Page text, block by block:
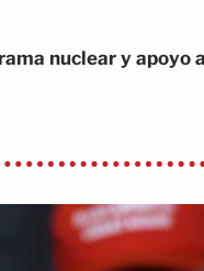
nuclear y apoyo